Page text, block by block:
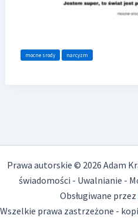
mocne srody narcyzm
Prawa autorskie © 2026 Adam
świadomości - Uwalnianie -
Obsługiwane przez
Wszelkie prawa zastrzeżone -